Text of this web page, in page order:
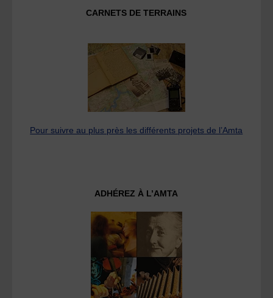
CARNETS DE TERRAINS
Pour suivre au plus près les différents projets de l’Amta
ADHÉREZ À L’AMTA